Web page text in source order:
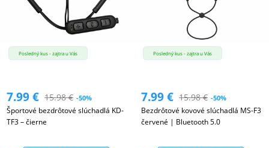
Posledný kus - zajtra u Vás
7.99€ 15.98€ -50%
Športové bezdrôtové slúchadlá KD-
TF3 – čierne
Posledný kus - zajtra u Vás
7.99€ 15.98€ -50%
Bezdrôtové kovové slúchadlá MS-F3
červené | Bluetooth 5.0